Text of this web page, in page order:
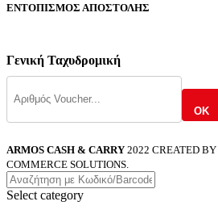
ΕΝΤΟΠΙΣΜΟΣ ΑΠΟΣΤΟΛΗΣ
Γενική Ταχυδρομική
OK
ARMOS CASH & CARRY 2022 CREATED BY
COMMERCE SOLUTIONS.
Select category